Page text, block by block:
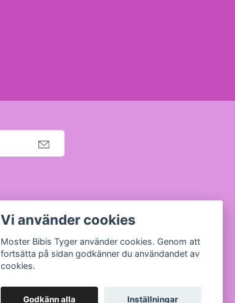
Vi använder cookies
Moster Bibis Tyger använder cookies. Genom att
fortsätta på sidan godkänner du användandet av
cookies.
Godkänn alla Inställningar